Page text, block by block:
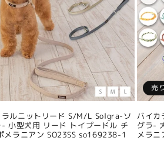
ラルニットリード S/M/L Solgra-ソ
- 小型犬用 リード トイプードル チ
メラニアン SO23SS so169238-1
売
バイ
グラ-
メラ